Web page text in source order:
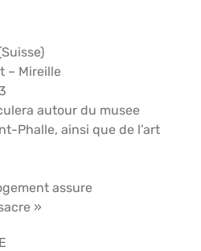
– Mireille
autour du musee
Phalle, ainsi que de l’art
assure
»